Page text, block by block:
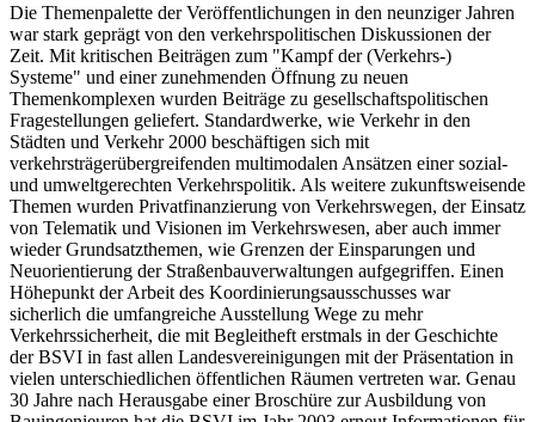
Die Themenpalette der Veröffentlichungen in den neunziger Jahren
war stark geprägt von den verkehrspolitischen Diskussionen der
Zeit. Mit kritischen Beiträgen zum "Kampf der (Verkehrs-)
Systeme" und einer zunehmenden Öffnung zu neuen
Themenkomplexen wurden Beiträge zu gesellschaftspolitischen
Fragestellungen geliefert. Standardwerke, wie Verkehr in den
Städten und Verkehr 2000 beschäftigen sich mit
verkehrsträgerübergreifenden multimodalen Ansätzen einer sozial-
und umweltgerechten Verkehrspolitik. Als weitere zukunftsweisende
Themen wurden Privatfinanzierung von Verkehrswegen, der Einsatz
von Telematik und Visionen im Verkehrswesen, aber auch immer
wieder Grundsatzthemen, wie Grenzen der Einsparungen und
Neuorientierung der Straßenbauverwaltungen aufgegriffen. Einen
Höhepunkt der Arbeit des Koordinierungsausschusses war
sicherlich die umfangreiche Ausstellung Wege zu mehr
Verkehrssicherheit, die mit Begleitheft erstmals in der Geschichte
der BSVI in fast allen Landesvereinigungen mit der Präsentation in
vielen unterschiedlichen öffentlichen Räumen vertreten war. Genau
30 Jahre nach Herausgabe einer Broschüre zur Ausbildung von